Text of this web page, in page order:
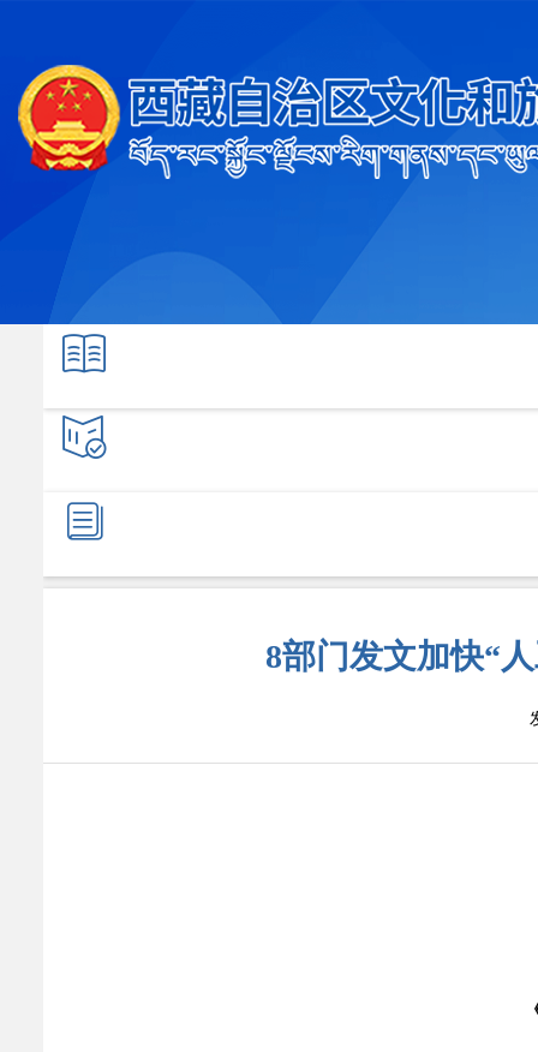
8部门发文加快“